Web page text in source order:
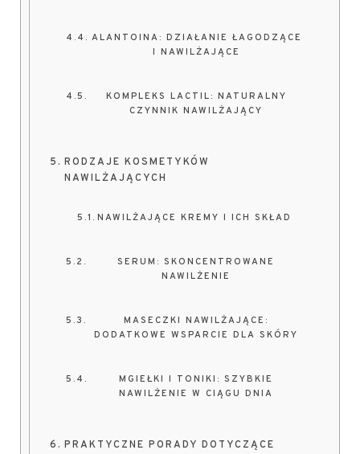
ALANTOINA: DZIAŁANIE ŁAGODZĄCE
I NAWILŻAJĄCE
KOMPLEKS LACTIL: NATURALNY
CZYNNIK NAWILŻAJĄCY
RODZAJE KOSMETYKÓW
NAWILŻAJĄCYCH
NAWILŻAJĄCE KREMY I ICH SKŁAD
SERUM: SKONCENTROWANE
NAWILŻENIE
MASECZKI NAWILŻAJĄCE:
DODATKOWE WSPARCIE DLA SKÓRY
MGIEŁKI I TONIKI: SZYBKIE
NAWILŻENIE W CIĄGU DNIA
PRAKTYCZNE PORADY DOTYCZĄCE